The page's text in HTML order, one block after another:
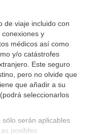
¿dónde debo
reserva?
en las
de viaje incluido con
y
médicos así como
y/o catástrofes
Este seguro
pero no olvide que
que añadir a su
seleccionarlos
serán aplicables
posibles